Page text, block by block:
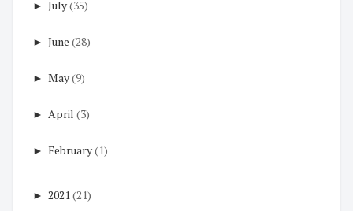
► July(35)
► June (28)
► May(9)
► April (3)
► February(1)
► 2021 (21)